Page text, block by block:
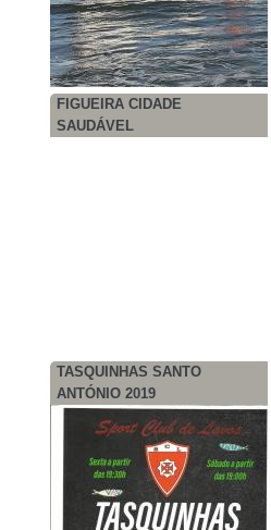
FIGUEIRA CIDADE
SAUDÁVEL
TASQUINHAS SANTO
ANTÓNIO 2019